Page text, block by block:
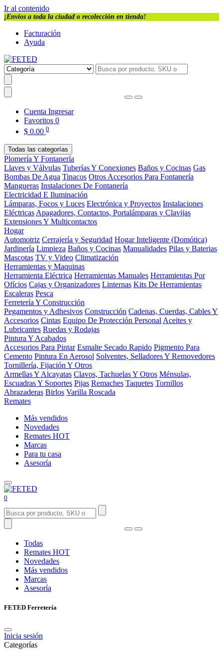
Ir al contenido
¡Envios a toda la ciudad o recolección en tienda!
Facturación
Ayuda
Cuenta Ingresar
Favoritos 0
$ 0.00 0
Todas las categorías
Plomería Y Fontanería
Llaves y Válvulas Tuberías Y Conexiones Baños y Cocinas Gas
Bombas De Agua Tinacos Otros Accesorios Para Fontanería
Mangueras Instalaciones De Fontanería
Electricidad E Iluminación
Lámparas, Focos y Luces Electrónica y Proyectos Instalaciones
Eléctricas Apagadores, Contactos, Portalámparas y Clavijas
Extensiones Y Multicontactos
Hogar
Automotriz Cerrajería y Seguridad Hogar Inteligente (Domótica)
Jardinería Limpieza Baños y Cocinas Manualidades Pilas y Baterias
Mascotas TV y Video Climatización
Herramientas y Maquinas
Herramienta Eléctrica Herramientas Manuales Herramientas Por
Ofícios Cajas y Organizadores Linternas Kits De Herramientas
Escaleras Pesca
Ferretería Y Construcción
Pegamentos y Adhesivos Construcción Cadenas, Cuerdas, Cables Y
Accesorios Cintas Equipo De Protección Personal Aceites y
Lubricantes Ruedas y Rodajas
Pintura Y Acabados
Accesorios Para Pintar Esmalte Secado Rapido Pigmento Para
Cemento Pintura En Aerosol Solventes, Selladores Y Removedores
Tornillería, Fijación Y Otros
Armellas Y Alcayatas Clavos, Tachuelas Y Otros Ménsulas,
Escuadras Y Soportes Pijas Remaches Taquetes Tornillos
Abrazaderas Birlos Varilla Roscada
Remates
Más vendidos
Novedades
Remates HOT
Marcas
Para tu casa
Asesoría
0
Todas
Remates HOT
Novedades
Más vendidos
Marcas
Asesoría
FETED Ferretería
Inicia sesión
Categorías